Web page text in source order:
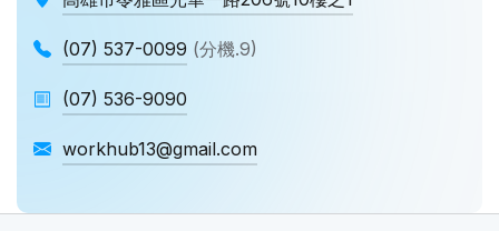
(07) 537-0099 (分機.9)
(07) 536-9090
workhub13@gmail.com